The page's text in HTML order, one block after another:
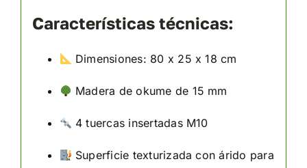
Características técnicas:
Dimensiones: 80 x 25 x 18 cm
Madera de okume de 15 mm
4 tuercas insertadas M10
Superficie texturizada con árido para